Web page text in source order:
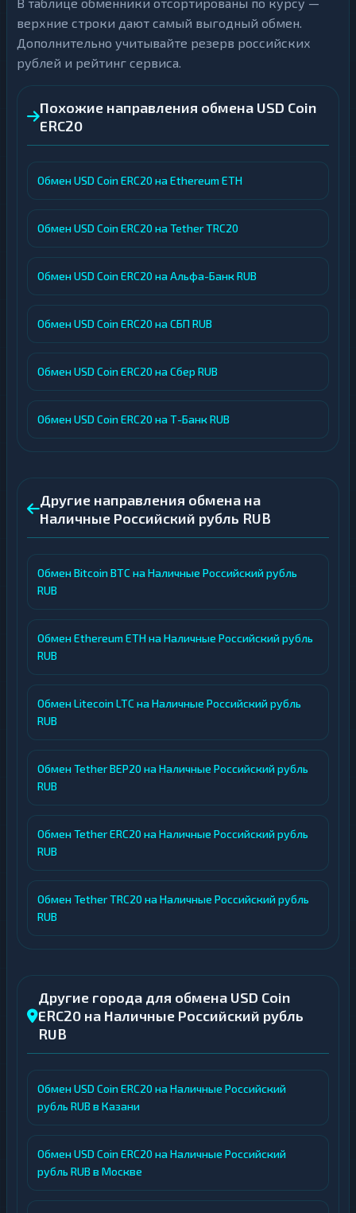
верхние строки дают самый выгодный обмен.
Дополнительно учитывайте резерв российских
рублей и рейтинг сервиса.
Похожие направления обмена USD Coin
ERC20
Обмен USD Coin ERC20 на Ethereum ETH
Обмен USD Coin ERC20 на Tether TRC20
Обмен USD Coin ERC20 на Альфа-Банк RUB
Обмен USD Coin ERC20 на СБП RUB
Обмен USD Coin ERC20 на Сбер RUB
Обмен USD Coin ERC20 на Т-Банк RUB
Другие направления обмена на
Наличные Российский рубль RUB
Обмен Bitcoin BTC на Наличные Российский рубль
RUB
Обмен Ethereum ETH на Наличные Российский рубль
RUB
Обмен Litecoin LTC на Наличные Российский рубль
RUB
Обмен Tether BEP20 на Наличные Российский рубль
RUB
Обмен Tether ERC20 на Наличные Российский рубль
RUB
Обмен Tether TRC20 на Наличные Российский рубль
RUB
Другие города для обмена USD Coin
ERC20 на Наличные Российский рубль
RUB
Обмен USD Coin ERC20 на Наличные Российский
рубль RUB в Казани
Обмен USD Coin ERC20 на Наличные Российский
рубль RUB в Москве